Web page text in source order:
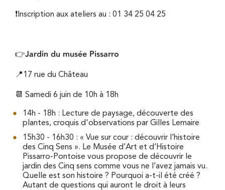
❗Inscription aux ateliers au : 01 34 25 04 25
👉Jardin du musée Pissarro
📍17 rue du Château
📆 Samedi 6 juin de 10h à 18h
14h - 18h : Lecture de paysage, découverte des
plantes, croquis d'observations par Gilles Lemaire
15h30 - 16h30 : « Vue sur cour : découvrir l’histoire
des Cinq Sens ». Le Musée d’Art et d’Histoire
Pissarro-Pontoise vous propose de découvrir le
jardin des Cinq sens comme vous ne l’avez jamais vu.
Quelle est son histoire ? Pourquoi a-t-il été créé ?
Autant de questions qui auront le droit à leurs